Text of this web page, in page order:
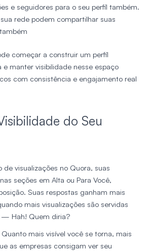
e seguidores para o seu perfil também.
rede podem compartilhar suas
começar a construir um perfil
e manter visibilidade nesse espaço
com consistência e engajamento real
do Seu
de visualizações no Quora, suas
seções em Alta ou Para Você,
Suas respostas ganham mais
mais visualizações são servidas
— Hah! Quem diria?
Quanto mais visível você se torna, mais
as empresas consigam ver seu